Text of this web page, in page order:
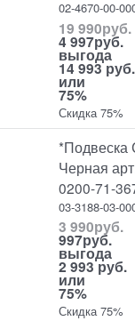
02-4670-00-
19 990руб.
4 997руб.
выгода
14 993 руб.
или
75%
Скидка 75%
*Подвеска
Черная
0200-71-
03-3188-03-
3 990руб.
997руб.
выгода
2 993 руб.
или
75%
Скидка 75%